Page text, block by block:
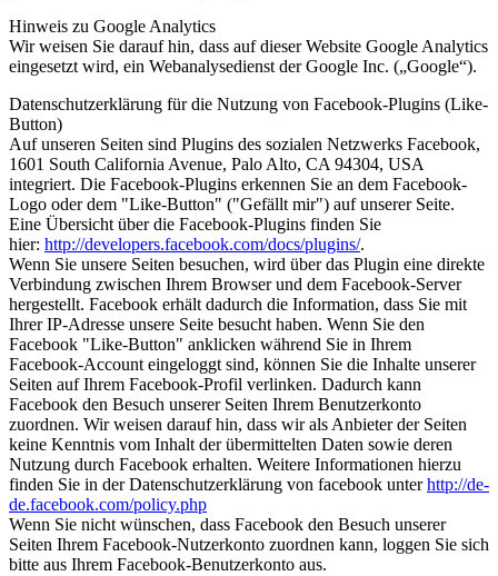
Hinweis zu Google Analytics
Wir weisen Sie darauf hin, dass auf dieser Website Google Analytics
eingesetzt wird, ein Webanalysedienst der Google Inc. („Google“).
Datenschutzerklärung für die Nutzung von Facebook-Plugins (Like-
Button)
Auf unseren Seiten sind Plugins des sozialen Netzwerks Facebook,
1601 South California Avenue, Palo Alto, CA 94304, USA
integriert. Die Facebook-Plugins erkennen Sie an dem Facebook-
Logo oder dem "Like-Button" ("Gefällt mir") auf unserer Seite.
Eine Übersicht über die Facebook-Plugins finden Sie
hier: http://developers.facebook.com/docs/plugins/.
Wenn Sie unsere Seiten besuchen, wird über das Plugin eine direkte
Verbindung zwischen Ihrem Browser und dem Facebook-Server
hergestellt. Facebook erhält dadurch die Information, dass Sie mit
Ihrer IP-Adresse unsere Seite besucht haben. Wenn Sie den
Facebook "Like-Button" anklicken während Sie in Ihrem
Facebook-Account eingeloggt sind, können Sie die Inhalte unserer
Seiten auf Ihrem Facebook-Profil verlinken. Dadurch kann
Facebook den Besuch unserer Seiten Ihrem Benutzerkonto
zuordnen. Wir weisen darauf hin, dass wir als Anbieter der Seiten
keine Kenntnis vom Inhalt der übermittelten Daten sowie deren
Nutzung durch Facebook erhalten. Weitere Informationen hierzu
finden Sie in der Datenschutzerklärung von facebook unterhttp://de-
de.facebook.com/policy.php
Wenn Sie nicht wünschen, dass Facebook den Besuch unserer
Seiten Ihrem Facebook-Nutzerkonto zuordnen kann, loggen Sie sich
bitte aus Ihrem Facebook-Benutzerkonto aus.